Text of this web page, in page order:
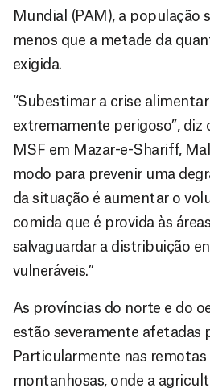
Mundial (PAM), a população
menos que a metade da
exigida.
“Subestimar a crise
extremamente perigoso”, diz
MSF em Mazar-e-Shariff,
modo para prevenir uma
da situação é aumentar o
comida que é provida às
salvaguardar a distribuição
vulneráveis.”
As províncias do norte e do
estão severamente afetadas
Particularmente nas remotas
montanhosas, onde a